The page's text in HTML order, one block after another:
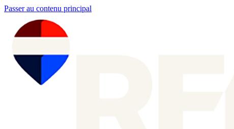
Passer au contenu principal